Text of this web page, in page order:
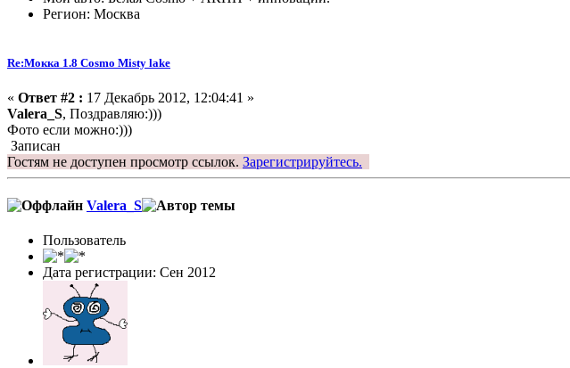
Регион: Москва
Re:Мокка 1.8 Cosmo Misty lake
« Ответ #2 : 17 Декабрь 2012, 12:04:41 »
Valera_S, Поздравляю:)))
Фото если можно:)))
Записан
Гостям не доступен просмотр ссылок. Зарегистрируйтесь.
Valera_S
Пользователь
Дата регистрации: Сен 2012